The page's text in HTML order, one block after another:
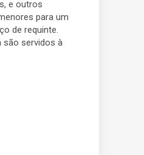
e outros
para um
de requinte.
são servidos à